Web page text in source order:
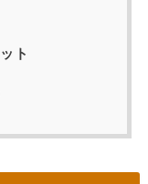
ト